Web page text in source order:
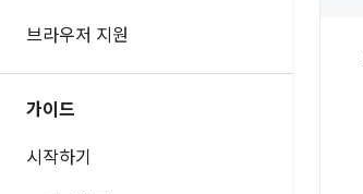
브라우저 지원
가이드
시작하기